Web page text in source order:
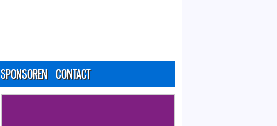
SPONSOREN CONTACT